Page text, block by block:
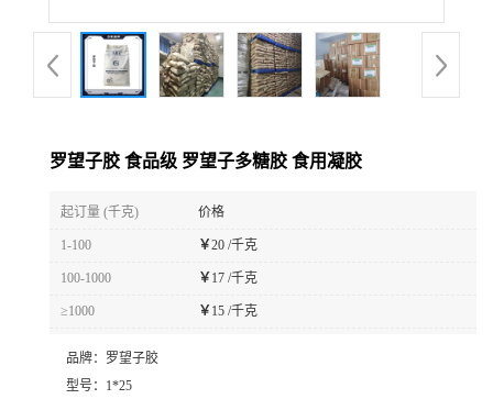
罗望子胶 食品级 罗望子多糖胶 食用凝胶
起订量 (千克) 价格
1-100 ￥20 /千克
100-1000 ￥ 17 /千克
≥1000 ￥ 15 /千克
品牌： 罗望子胶
型号： 1*25